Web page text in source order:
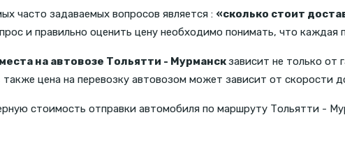
часто задаваемых вопросов является : «сколько стоит
и правильно оценить цену необходимо понимать, что каждая
на автовозе Тольятти - Мурманскзависит не только от
цена на перевозку автовозом может зависит от скорости
стоимость отправки автомобиля по маршруту Тольятти -